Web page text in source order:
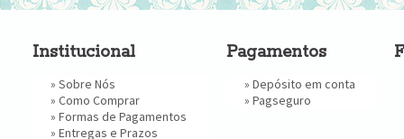
Institucional
» Sobre Nós
» Como Comprar
» Formas de Pagamentos
» Entregas e Prazos
Pagamentos
» Depósito em conta
» Pagseguro